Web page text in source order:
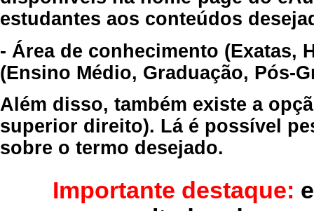
estudantes aos conteúdos
- Área de conhecimento (Exatas,
(Ensino Médio, Graduação, Pós-
Além disso, também existe a
superior direito). Lá é possível
sobre o termo desejado.
Importante destaque: